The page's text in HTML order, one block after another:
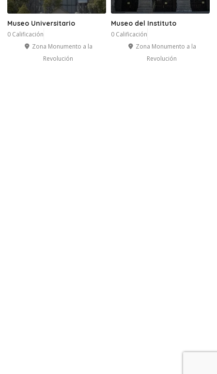
Museo Universitario
0 Calificación
Zona Monumento a la
Revolución
Museo del Instituto
0 Calificación
Zona Monumento a la
Revolución